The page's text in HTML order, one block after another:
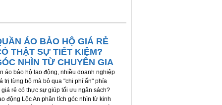
ÁO BẢO HỘ GIÁ RẺ
THẬT SỰ TIẾT KIỆM?
NHÌN TỪ CHUYÊN GIA
áo bảo hộ lao động, nhiều doanh nghiệp
trị từng bộ mà bỏ qua "chi phí ẩn" phía
rẻ có thực sự giúp tối ưu ngân sách?
động Lộc An phân tích góc nhìn từ kinh